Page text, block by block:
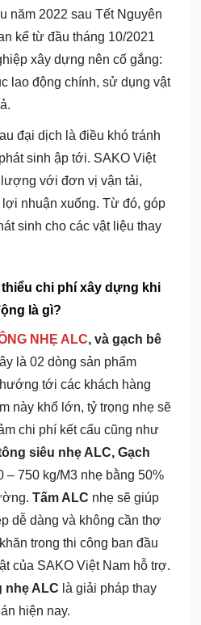
năm 2022 sau Tết Nguyên
kể từ đầu tháng 10/2021
xây dựng nên cố gắng:
lao động chính, sử dụng vật
đại dịch là điều khó tránh
sinh ập tới. SAKO Việt
với đơn vị vận tải,
nhuận xuống. Từ đó, góp
sinh cho các vật liệu thay
chi phí xây dựng khi
là gì?
NHẸ ALC, và gạch bê
là 02 dòng sản phẩm
tới các khách hàng
này khổ lớn, tỷ trọng nhẹ sẽ
chi phí kết cấu cũng như
siêu nhẹ ALC, Gạch
– 750 kg/M3 nhẹ bằng 50%
Tấm ALC nhẹ sẽ giúp
dễ dàng và không cần thợ
trong thi công ban đầu
của SAKO Việt Nam hỗ trợ.
nhẹ ALC là giải pháp thay
hiện nay.